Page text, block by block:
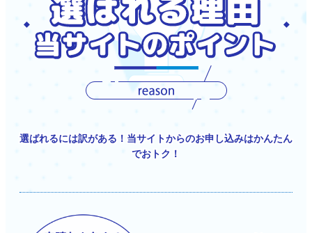
選ばれるには訳がある！当サイトからのお申し込みはかんたん
でおトク！